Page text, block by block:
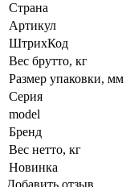
Страна
Артикул
ШтрихКод
Вес брутто, кг
Размер упаковки, мм
Серия
model
Бренд
Вес нетто, кг
Новинка